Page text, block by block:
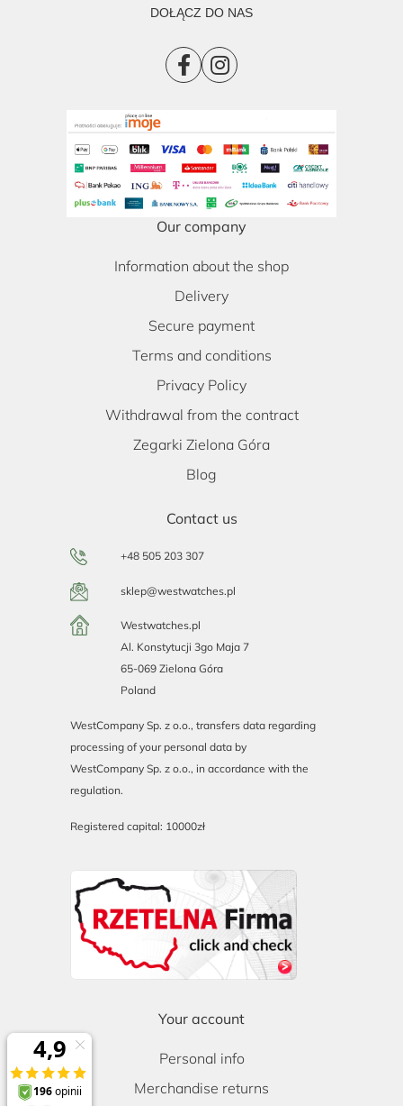
DOŁĄCZ DO NAS
Our company
Information about the shop
Delivery
Secure payment
Terms and conditions
Privacy Policy
Withdrawal from the contract
Zegarki Zielona Góra
Blog
Contact us
+48 505 203 307
sklep@westwatches.pl
Westwatches.pl
Al. Konstytucji 3go Maja 7
65-069 Zielona Góra
Poland
WestCompany Sp. z o.o., transfers data regarding
processing of your personal data by
WestCompany Sp. z o.o., in accordance with the
regulation.
Registered capital: 10000zł
Your account
Personal info
Merchandise returns